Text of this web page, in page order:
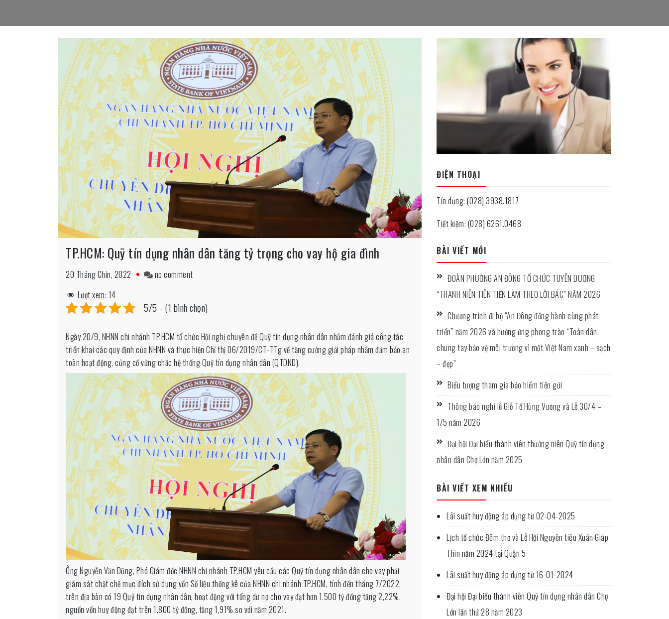
TP.HCM: Quỹ tín dụng nhân dân tăng tỷ trọng cho vay hộ gia đình
20 Tháng Chín, 2022 no commenton
tín
nhân
dân
tăng
tỷ
trọng
cho
vay
hộ
gia
đình
Lượt xem: 14
5/5 - (1 bình chọn)
Ngày 20/9, NHNN chi nhánh TP.HCM tổ chức Hội nghị chuyên đề Quỹ tín dụng nhân dân nhằm đánh giá công tác
triển khai các quy định của NHNN và thực hiện Chỉ thị 06/2019/CT-TTg về tăng cường giải pháp nhằm đảm bảo an
toàn hoạt động, củng cố vững chắc hệ thống Quỹ tín dụng nhân dân (QTDND).
Ông Nguyễn Văn Dũng, Phó Giám đốc NHNN chi nhánh TP.HCM yêu cầu các Quỹ tín dụng nhân dân cho vay phải
giám sát chặt chẽ mục đích sử dụng vốn Số liệu thống kê của NHNN chi nhánh TP.HCM, tính đến tháng 7/2022,
trên địa bàn có 19 Quỹ tín dụng nhân dân, hoạt động với tổng dư nợ cho vay đạt hơn 1.500 tỷ đồng tăng 2,22%,
nguồn vốn huy động đạt trên 1.800 tỷ đồng, tăng 1,91% so với năm 2021.
ĐIỆN THOẠI
Tín dụng: (028) 3938.1817
Tiết kiệm: (028) 6261.0468
BÀI VIẾT MỚI
ĐOÀN PHƯỜNG AN ĐÔNG TỔ CHỨC TUYÊN DƯƠNG
“THANH NIÊN TIÊN TIẾN LÀM THEO LỜI BÁC” NĂM 2026
Chương trình đi bộ “An Đông đồng hành cùng phát
triển” năm 2026 và hưởng ứng phong trào “Toàn dân
chung tay bảo vệ môi trường vì một Việt Nam xanh – sạch
– đẹp”
Biểu tượng tham gia bảo hiểm tiền gửi
Thông báo nghỉ lễ Giỗ Tổ Hùng Vương và Lễ 30/4 –
1/5 năm 2026
Đại hội Đại biểu thành viên thường niên Quỹ tín dụng
nhân dân Chợ Lớn năm 2025
BÀI VIẾT XEM NHIỀU
Lãi suất huy động áp dụng từ 02-04-2025
Lịch tổ chức Đêm thơ và Lễ Hội Nguyên tiêu Xuân Giáp
Thìn năm 2024 tại Quận 5
Lãi suất huy động áp dụng từ 16-01-2024
Đại hội Đại biểu thành viên Quỹ tín dụng nhân dân Chợ
Lớn lần thứ 28 năm 2023